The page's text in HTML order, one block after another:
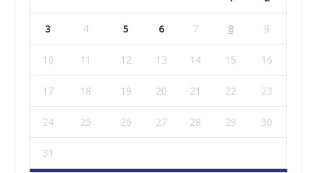
3 4 5 6 7 8 9
10 11 12 13 14 15 16
17 18 19 20 21 22 23
24 25 26 27 28 29 30
31